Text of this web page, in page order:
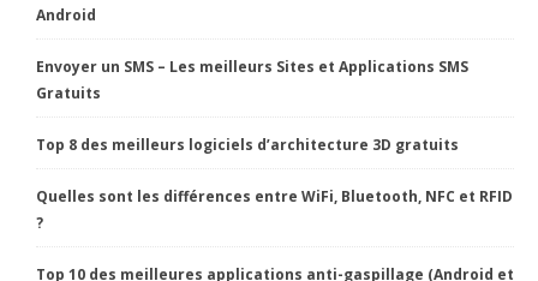
Android
Envoyer un SMS – Les meilleurs Sites et Applications SMS
Gratuits
Top 8 des meilleurs logiciels d’architecture 3D gratuits
Quelles sont les différences entre WiFi, Bluetooth, NFC et RFID
?
Top 10 des meilleures applications anti-gaspillage (Android et